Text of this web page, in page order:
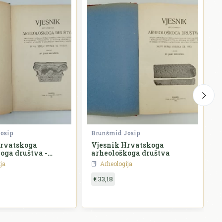
društva -
11.
Brunšmid Josip
Vjesnik Hrvatskoga
arheološkoga društva
Arheologija
€ 33,18